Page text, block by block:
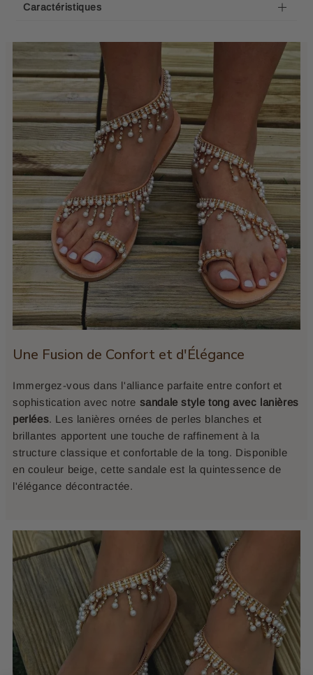
Caractéristiques
Une Fusion de Confort et d'Élégance
Immergez-vous dans l'alliance parfaite entre confort et
sophistication avec notre sandale style tong avec lanières
perlées. Les lanières ornées de perles blanches et
brillantes apportent une touche de raffinement à la
structure classique et confortable de la tong. Disponible
en couleur beige, cette sandale est la quintessence de
l'élégance décontractée.